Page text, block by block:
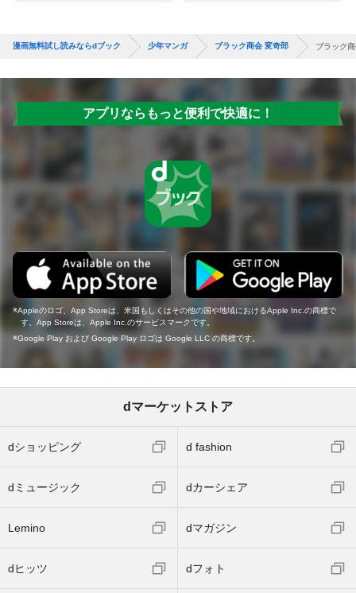
漫画無料試し読みならdブック 少年マンガ ブラック商会 変奇郎 ブラック
アプリならもっと便利で快適に！
Appleのロゴ、App Storeは、米国もしくはその他の国や地域におけるApple Inc.の商標で
す。App Storeは、Apple Inc.のサービスマークです。
Google Play および Google Play ロゴは Google LLC の商標です。
dマーケットストア
dショッピング d fashion
dミュージック dカーシェア
Lemino dマガジン
dヒッツ dフォト